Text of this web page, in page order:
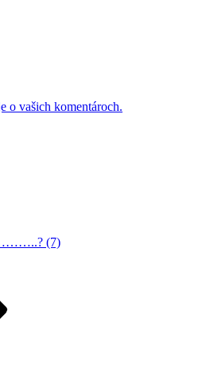
o vašich komentároch.
(7)